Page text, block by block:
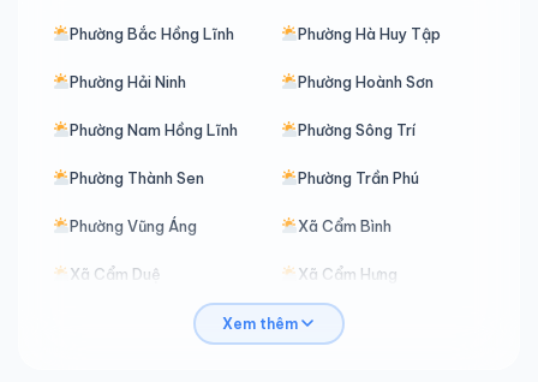
Phường Bắc Hồng Lĩnh Phường Hà Huy Tập
Phường Hải Ninh Phường Hoành Sơn
Phường Nam Hồng Lĩnh Phường Sông Trí
Phường Thành Sen Phường Trần Phú
Phường Vũng Áng Xã Cẩm Bình
Xã Cẩm Duệ Xã Cẩm Hưng
Xã Cẩm Trung
Xem thêm